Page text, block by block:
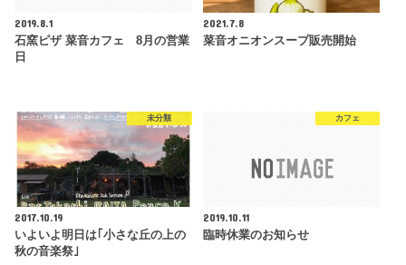
2019.8.1
石窯ピザ 菜音カフェ 8月の営業
日
2021.7.8
菜音オニオンスープ販売開始
未分類
2017.10.19
いよいよ明日は｢小さな丘の上の
秋の音楽祭｣
カフェ
2019.10.11
臨時休業のお知らせ